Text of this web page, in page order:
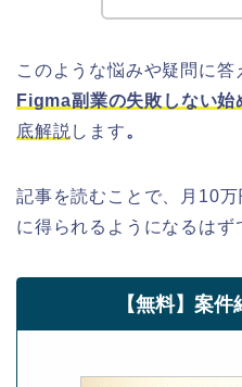
このような悩みや疑問に
Figma副業の失敗しない始
底解説 します。
記事を読むことで、月10
に得られるようになるはず
【無料】案件